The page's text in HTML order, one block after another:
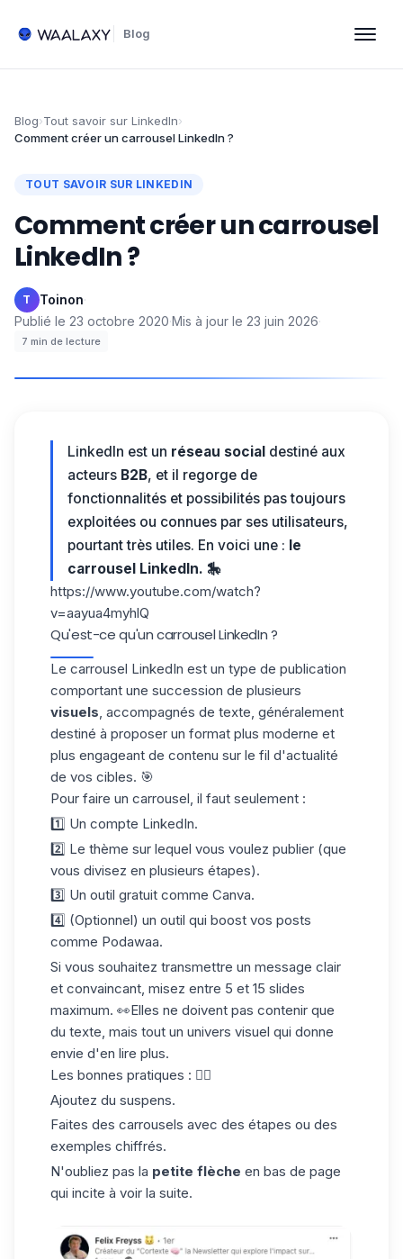
Blog
Blog›Tout savoir sur LinkedIn›
Comment créer un carrousel LinkedIn ?
TOUT SAVOIR SUR LINKEDIN
Comment créer un carrousel
LinkedIn ?
T Toinon·
Publié le 23 octobre 2020·Mis à jour le 23 juin 2026·
7 min de lecture
LinkedIn est un réseau social destiné aux
acteurs B2B, et il regorge de
fonctionnalités et possibilités pas toujours
exploitées ou connues par ses utilisateurs,
pourtant très utiles. En voici une : le
carrousel LinkedIn. 🎠
https://www.youtube.com/watch?
v=aayua4myhlQ
Qu'est-ce qu'un carrousel LinkedIn ?
Le carrousel LinkedIn est un type de publication
comportant une succession de plusieurs
visuels, accompagnés de texte, généralement
destiné à proposer un format plus moderne et
plus engageant de contenu sur le fil d'actualité
de vos cibles. 🎯
Pour faire un carrousel, il faut seulement :
1️⃣ Un compte LinkedIn.
2️⃣ Le thème sur lequel vous voulez publier (que
vous divisez en plusieurs étapes).
3️⃣ Un outil gratuit comme Canva.
4️⃣ (Optionnel) un outil qui boost vos posts
comme Podawaa.
Si vous souhaitez transmettre un message clair
et convaincant, misez entre 5 et 15 slides
maximum. 👀Elles ne doivent pas contenir que
du texte, mais tout un univers visuel qui donne
envie d'en lire plus.
Les bonnes pratiques : 👇🏼
Ajoutez du suspens.
Faites des carrousels avec des étapes ou des
exemples chiffrés.
N'oubliez pas la petite flèche en bas de page
qui incite à voir la suite.